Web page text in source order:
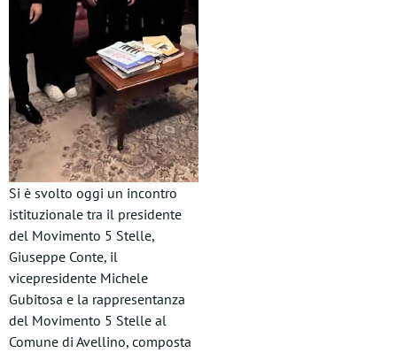
Si è svolto oggi un incontro
istituzionale tra il presidente
del Movimento 5 Stelle,
Giuseppe Conte, il
vicepresidente Michele
Gubitosa e la rappresentanza
del Movimento 5 Stelle al
Comune di Avellino, composta